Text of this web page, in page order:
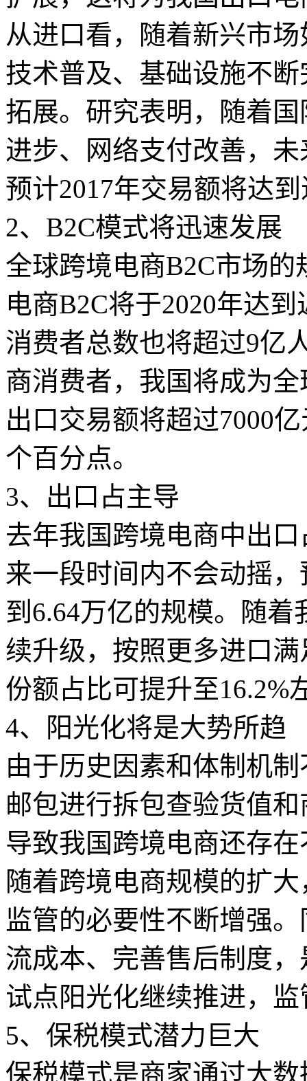
从进口看，随着新兴市
技术普及、基础设施不
拓展。研究表明，随着
进步、网络支付改善，
预计2017年交易额将达
2、B2C模式将迅速发展
全球跨境电商B2C市场
电商B2C将于2020年达
消费者总数也将超过9亿
商消费者，我国将成为
出口交易额将超过7000
个百分点。
3、出口占主导
去年我国跨境电商中出
来一段时间内不会动摇
到6.64万亿的规模。随
续升级，按照更多进口
份额占比可提升至16.2%
4、阳光化将是大势所趋
由于历史因素和体制机
邮包进行拆包查验货值
导致我国跨境电商还存
随着跨境电商规模的扩
监管的必要性不断增强
流成本、完善售后制度
试点阳光化继续推进，
5、保税模式潜力巨大
保税模式是商家通过大